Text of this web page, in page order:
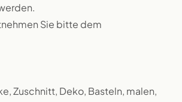
Sie bitte dem
Zuschnitt, Deko, Basteln, malen,